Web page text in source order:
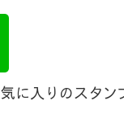
に入りのスタン